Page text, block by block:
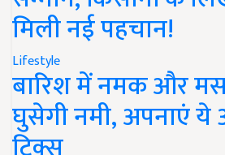
मिली नई पहचान!
Lifestyle
बारिश में नमक और
घुसेगी नमी, अपनाएं